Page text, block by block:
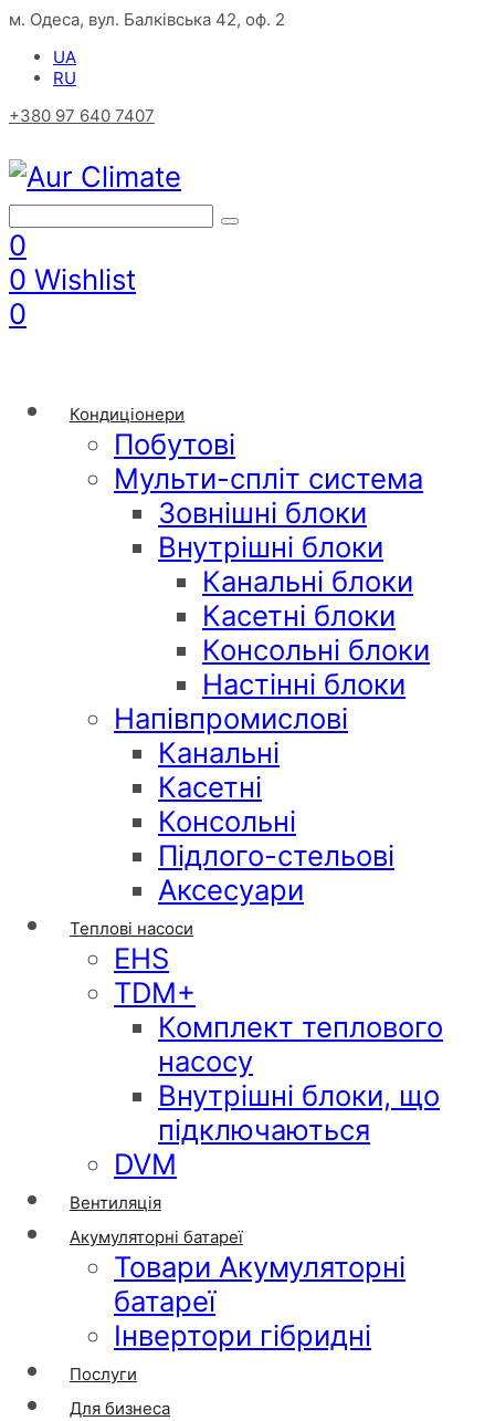
м. Одеса, вул. Балківська 42, оф. 2
UA
RU
+380 97 640 7407
0
0 Wishlist
0
Кондиціонери
Побутові
Мульти-спліт система
Зовнішні блоки
Внутрішні блоки
Канальні блоки
Касетні блоки
Консольні блоки
Настінні блоки
Напівпромислові
Канальні
Касетні
Консольні
Підлого-стельові
Аксесуари
Теплові насоси
EHS
TDM+
Комплект теплового
насосу
Внутрішні блоки, що
підключаються
DVM
Вентиляція
Акумуляторні батареї
Товари Акумуляторні
батареї
Інвертори гібридні
Послуги
Для бизнеса